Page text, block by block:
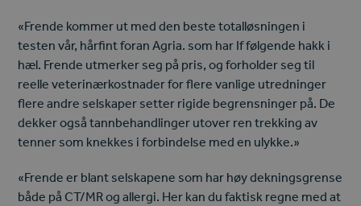
«Frende kommer ut med den beste totalløsningen i
testen vår, hårfint foran Agria. som har If følgende hakk i
hæl. Frende utmerker seg på pris, og forholder seg til
reelle veterinærkostnader for flere vanlige utredninger
flere andre selskaper setter rigide begrensninger på. De
dekker også tannbehandlinger utover ren trekking av
tenner som knekkes i forbindelse med en ulykke.»
«Frende er blant selskapene som har høy dekningsgrense
både på CT/MR og allergi. Her kan du faktisk regne med at